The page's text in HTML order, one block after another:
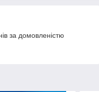
за домовленістю